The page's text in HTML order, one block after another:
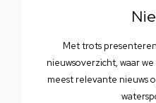
Met trots
nieuwsoverzicht, waar
meest relevante nieuws